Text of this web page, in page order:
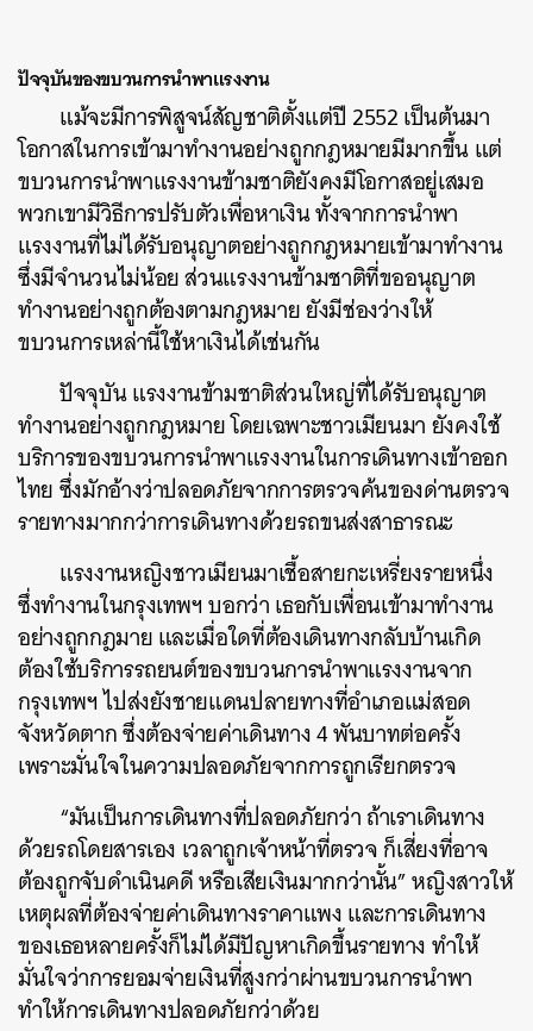
ปัจจุบันของขบวนการนำพาแรงงาน
แม้จะมีการพิสูจน์สัญชาติตั้งแต่ปี 2552 เป็นต้นมา
โอกาสในการเข้ามาทำงานอย่างถูกกฎหมายมีมากขึ้น แต่
ขบวนการนำพาแรงงานข้ามชาติยังคงมีโอกาสอยู่เสมอ
พวกเขามีวิธีการปรับตัวเพื่อหาเงิน ทั้งจากการนำพา
แรงงานที่ไม่ได้รับอนุญาตอย่างถูกกฎหมายเข้ามาทำงาน
ซึ่งมีจำนวนไม่น้อย ส่วนแรงงานข้ามชาติที่ขออนุญาต
ทำงานอย่างถูกต้องตามกฎหมาย ยังมีช่องว่างให้
ขบวนการเหล่านี้ใช้หาเงินได้เช่นกัน
ปัจจุบัน แรงงานข้ามชาติส่วนใหญ่ที่ได้รับอนุญาต
ทำงานอย่างถูกกฎหมาย โดยเฉพาะชาวเมียนมา ยังคงใช้
บริการของขบวนการนำพาแรงงานในการเดินทางเข้าออก
ไทย ซึ่งมักอ้างว่าปลอดภัยจากการตรวจค้นของด่านตรวจ
รายทางมากกว่าการเดินทางด้วยรถขนส่งสาธารณะ
แรงงานหญิงชาวเมียนมาเชื้อสายกะเหรี่ยงรายหนึ่ง
ซึ่งทำงานในกรุงเทพฯ บอกว่า เธอกับเพื่อนเข้ามาทำงาน
อย่างถูกกฎมาย และเมื่อใดที่ต้องเดินทางกลับบ้านเกิด
ต้องใช้บริการรถยนต์ของขบวนการนำพาแรงงานจาก
กรุงเทพฯ ไปส่งยังชายแดนปลายทางที่อำเภอแม่สอด
จังหวัดตาก ซึ่งต้องจ่ายค่าเดินทาง 4 พันบาทต่อครั้ง
เพราะมั่นใจในความปลอดภัยจากการถูกเรียกตรวจ
“มันเป็นการเดินทางที่ปลอดภัยกว่า ถ้าเราเดินทาง
ด้วยรถโดยสารเอง เวลาถูกเจ้าหน้าที่ตรวจ ก็เสี่ยงที่อาจ
ต้องถูกจับดำเนินคดี หรือเสียเงินมากกว่านั้น” หญิงสาวให้
เหตุผลที่ต้องจ่ายค่าเดินทางราคาแพง และการเดินทาง
ของเธอหลายครั้งก็ไม่ได้มีปัญหาเกิดขึ้นรายทาง ทำให้
มั่นใจว่าการยอมจ่ายเงินที่สูงกว่าผ่านขบวนการนำพา
ทำให้การเดินทางปลอดภัยกว่าด้วย
ค้นหา
SHARE TWEET LINE EMAIL